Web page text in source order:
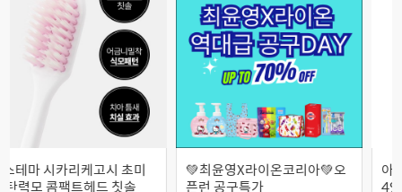
💚최윤영X라이온코리아💚오
픈런 공구특가
아이깨끗해 핸드워시 순
490ml